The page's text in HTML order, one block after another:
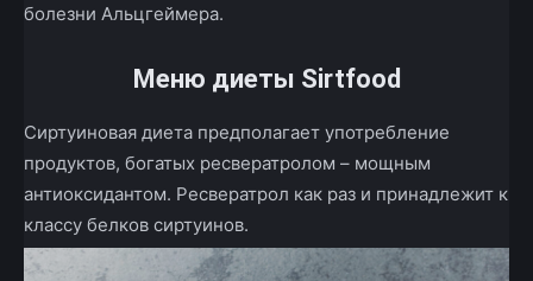
болезни Альцгеймера.
Меню диеты Sirtfood
Сиртуиновая диета предполагает употребление
продуктов, богатых ресвератролом – мощным
антиоксидантом. Ресвератрол как раз и принадлежит к
классу белков сиртуинов.